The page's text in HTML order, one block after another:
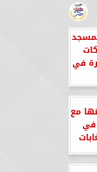
في
مع
في